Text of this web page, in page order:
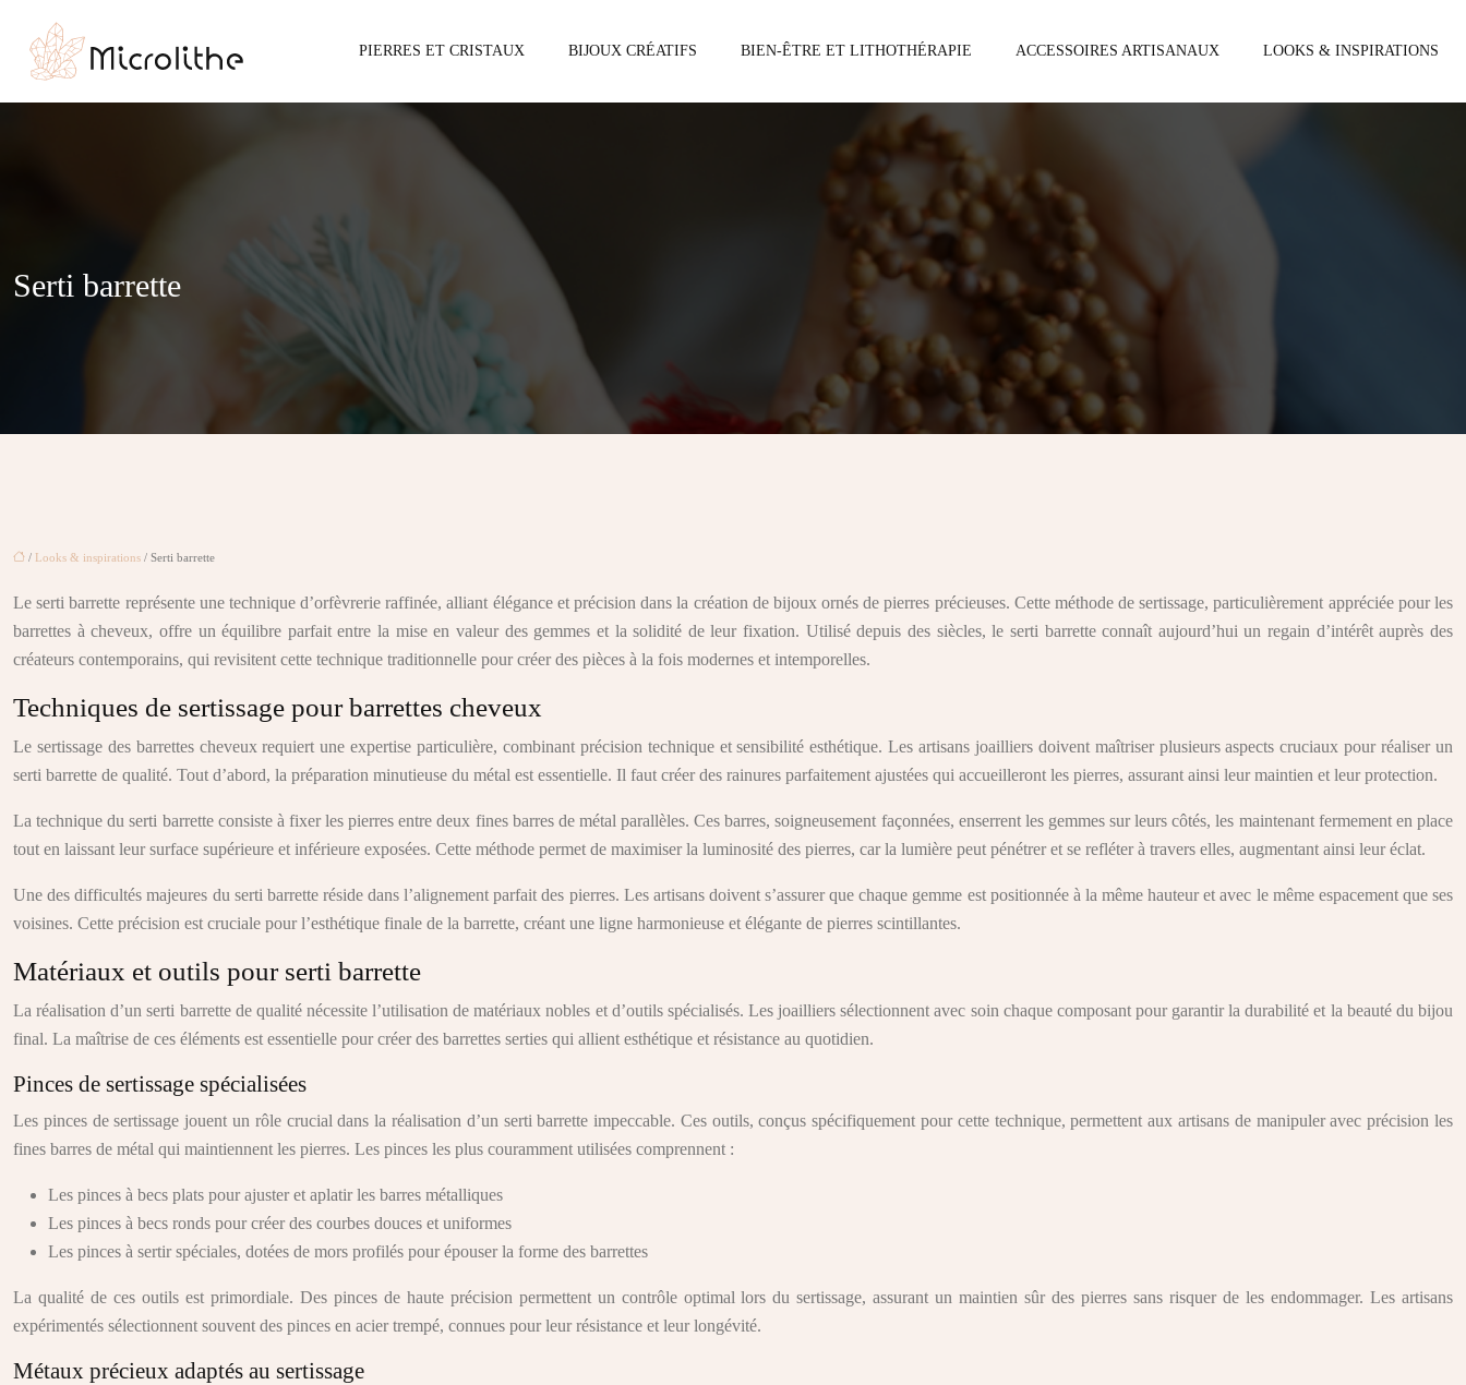
PIERRES ET CRISTAUX BIJOUX CRÉATIFS BIEN-ÊTRE ET LITHOTHÉRAPIE ACCESSOIRES ARTISANAUX LOOKS & INSPIRATIONS
Serti barrette
/ Looks & inspirations / Serti barrette
Le serti barrette représente une technique d’orfèvrerie raffinée, alliant élégance et précision dans la création de bijoux ornés de pierres précieuses. Cette méthode de sertissage, particulièrement appréciée pour les
barrettes à cheveux, offre un équilibre parfait entre la mise en valeur des gemmes et la solidité de leur fixation. Utilisé depuis des siècles, le serti barrette connaît aujourd’hui un regain d’intérêt auprès des
créateurs contemporains, qui revisitent cette technique traditionnelle pour créer des pièces à la fois modernes et intemporelles.
Techniques de sertissage pour barrettes cheveux
Le sertissage des barrettes cheveux requiert une expertise particulière, combinant précision technique et sensibilité esthétique. Les artisans joailliers doivent maîtriser plusieurs aspects cruciaux pour réaliser un
serti barrette de qualité. Tout d’abord, la préparation minutieuse du métal est essentielle. Il faut créer des rainures parfaitement ajustées qui accueilleront les pierres, assurant ainsi leur maintien et leur protection.
La technique du serti barrette consiste à fixer les pierres entre deux fines barres de métal parallèles. Ces barres, soigneusement façonnées, enserrent les gemmes sur leurs côtés, les maintenant fermement en place
tout en laissant leur surface supérieure et inférieure exposées. Cette méthode permet de maximiser la luminosité des pierres, car la lumière peut pénétrer et se refléter à travers elles, augmentant ainsi leur éclat.
Une des difficultés majeures du serti barrette réside dans l’alignement parfait des pierres. Les artisans doivent s’assurer que chaque gemme est positionnée à la même hauteur et avec le même espacement que ses
voisines. Cette précision est cruciale pour l’esthétique finale de la barrette, créant une ligne harmonieuse et élégante de pierres scintillantes.
Matériaux et outils pour serti barrette
La réalisation d’un serti barrette de qualité nécessite l’utilisation de matériaux nobles et d’outils spécialisés. Les joailliers sélectionnent avec soin chaque composant pour garantir la durabilité et la beauté du bijou
final. La maîtrise de ces éléments est essentielle pour créer des barrettes serties qui allient esthétique et résistance au quotidien.
Pinces de sertissage spécialisées
Les pinces de sertissage jouent un rôle crucial dans la réalisation d’un serti barrette impeccable. Ces outils, conçus spécifiquement pour cette technique, permettent aux artisans de manipuler avec précision les
fines barres de métal qui maintiennent les pierres. Les pinces les plus couramment utilisées comprennent :
Les pinces à becs plats pour ajuster et aplatir les barres métalliques
Les pinces à becs ronds pour créer des courbes douces et uniformes
Les pinces à sertir spéciales, dotées de mors profilés pour épouser la forme des barrettes
La qualité de ces outils est primordiale. Des pinces de haute précision permettent un contrôle optimal lors du sertissage, assurant un maintien sûr des pierres sans risquer de les endommager. Les artisans
expérimentés sélectionnent souvent des pinces en acier trempé, connues pour leur résistance et leur longévité.
Métaux précieux adaptés au sertissage